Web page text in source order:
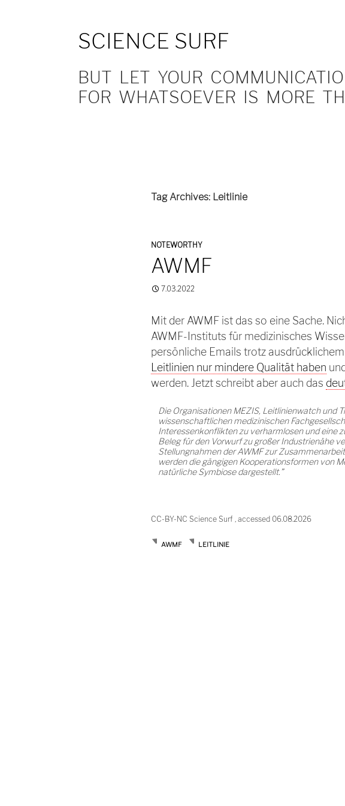
SCIENCE SURF
BUT LET YOUR
FOR WHATSOEVER IS MORE
Tag Archives: Leitlinie
NOTEWORTHY
AWMF
7.03.2022
Mit der AWMF ist das so eine Sache.
AWMF-Instituts für medizinisches
persönliche Emails trotz
Leitlinien nur mindere Qualität haben und
werden. Jetzt schreibt aber auch das
Die Organisationen MEZIS, Leitlinienwatch und
wissenschaftlichen medizinischen
Interessenkonflikten zu verharmlosen und eine
Beleg für den Vorwurf zu großer Industrienähe
Stellungnahmen der AWMF zur
werden die gängigen Kooperationsformen von
natürliche Symbiose dargestellt.”
CC-BY-NC Science Surf , accessed 06.08.2026
AWMF LEITLINIE